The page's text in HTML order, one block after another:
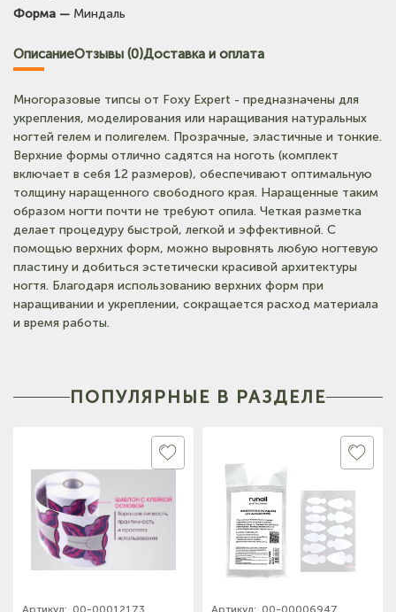
Тел: +7-964-603-4984
Тел: +7-903-947-9492
(на карте)
Тел: +7-3852-721-001
Форма — Миндаль
ОписаниеОтзывы (0)Доставка и оплата
Многоразовые типсы от Foxy Expert - предназначены для
укрепления, моделирования или наращивания натуральных
ногтей гелем и полигелем. Прозрачные, эластичные и тонкие.
Верхние формы отлично садятся на ноготь (комплект
включает в себя 12 размеров), обеспечивают оптимальную
толщину наращенного свободного края. Наращенные таким
образом ногти почти не требуют опила. Четкая разметка
делает процедуру быстрой, легкой и эффективной. С
помощью верхних форм, можно выровнять любую ногтевую
пластину и добиться эстетически красивой архитектуры
ногтя. Благодаря использованию верхних форм при
наращивании и укреплении, сокращается расход материала
и время работы.
ПОПУЛЯРНЫЕ В РАЗДЕЛЕ
Артикул: 00-00012173 Артикул: 00-00006947